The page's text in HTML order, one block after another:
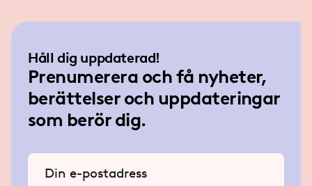
Håll dig uppdaterad!
Prenumerera och få nyheter,
berättelser och uppdateringar
som berör dig.
Ange din e-postadress